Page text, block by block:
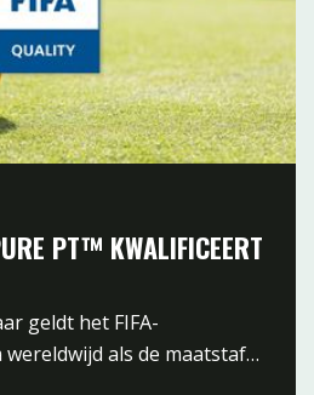
PT™ KWALIFICEERT
geldt het FIFA-
als de maatstaf…